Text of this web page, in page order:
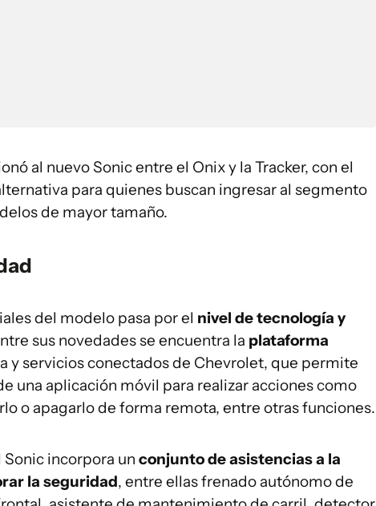
al nuevo Sonic entre el Onix y la Tracker, con el
para quienes buscan ingresar al segmento
de mayor tamaño.
del modelo pasa por el nivel de tecnología y
sus novedades se encuentra la plataforma
y servicios conectados de Chevrolet, que permite
una aplicación móvil para realizar acciones como
o apagarlo de forma remota, entre otras funciones.
incorpora un conjunto de asistencias a la
la seguridad, entre ellas frenado autónomo de